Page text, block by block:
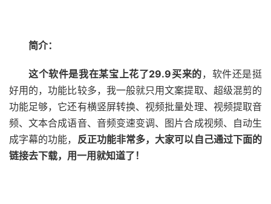
简介：
这个软件是我在某宝上花了29.9买来的，软件还是挺
好用的，功能比较多，我一般就只用文案提取、超级混剪的
功能足够，它还有横竖屏转换、视频批量处理、视频提取音
频、文本合成语音、音频变速变调、图片合成视频、自动生
成字幕的功能， 反正功能非常多，大家可以自己通过下面的
链接去下载，用一用就知道了！